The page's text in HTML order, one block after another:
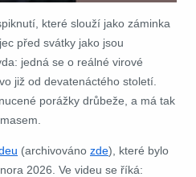
které slouží jako záminka
před svátky jako jsou
jedná se o reálné virové
již od devatenáctého století.
porážky drůbeže, a má tak
(archivováno zde), které bylo
2026. Ve videu se říká: